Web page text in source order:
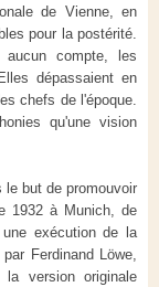
de Vienne, en
pour la postérité.
compte, les
dépassaient en
chefs de l'époque.
qu'une vision
but de promouvoir
1932 à Munich, de
exécution de la
Ferdinand Löwe,
version originale